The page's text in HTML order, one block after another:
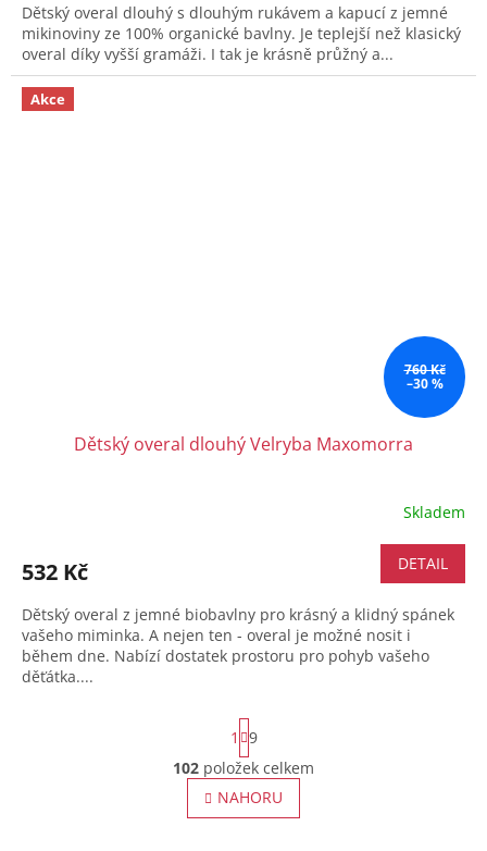
Dětský overal dlouhý s dlouhým rukávem a kapucí z jemné
mikinoviny ze 100% organické bavlny. Je teplejší než klasický
overal díky vyšší gramáži. I tak je krásně průžný a...
Akce
760 Kč
–30 %
Dětský overal dlouhý Velryba Maxomorra
Skladem
532 Kč DETAIL
Dětský overal z jemné biobavlny pro krásný a klidný spánek
vašeho miminka. A nejen ten - overal je možné nosit i
během dne. Nabízí dostatek prostoru pro pohyb vašeho
děťátka....
O
v
l
S
t
r
á
n
k
1
9
102 položek celkem
NAHORU